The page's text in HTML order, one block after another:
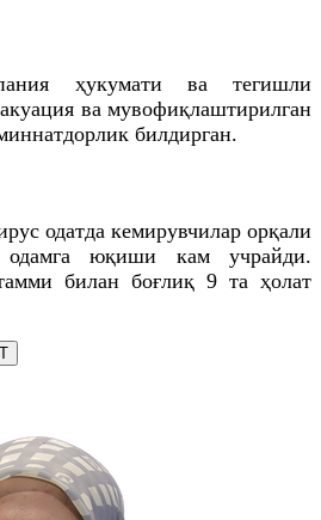
ҳукумати ва тегишли
ва мувофиқлаштирилган
билдирган.
одатда кемирувчилар орқали
юқиши кам учрайди.
билан боғлиқ 9 та ҳолат